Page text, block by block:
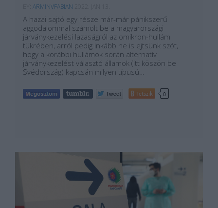
ARMINVFABIAN
A hazai sajtó egy része már-már pánikszerű
aggodalommal számolt be a magyarországi
járványkezelési lazaságról az omikron-hullám
tükrében, arról pedig inkább ne is ejtsünk szót,
hogy a korábbi hullámok során alternatív
járványkezelést választó államok (itt köszön be
Svédország) kapcsán milyen típusú…
Tetszik 0